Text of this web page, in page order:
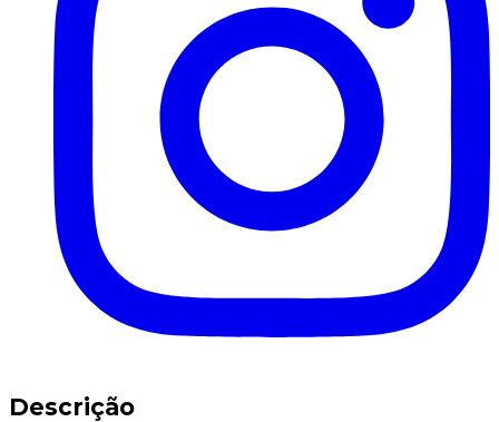
Descrição